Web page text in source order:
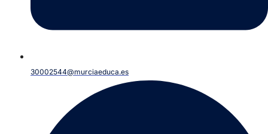
30002544@murciaeduca.es